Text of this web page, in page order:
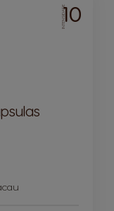
INTENSIDADE10